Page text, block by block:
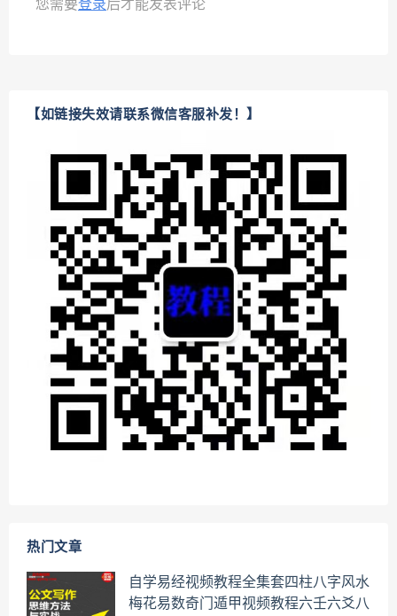
您需要登录后才能发表评论
【如链接失效请联系微信客服补发！】
热门文章
自学易经视频教程全集套四柱八字风水
梅花易数奇门遁甲视频教程六壬六爻八